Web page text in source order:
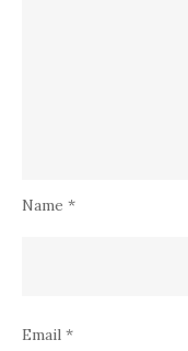
Name *
Email *